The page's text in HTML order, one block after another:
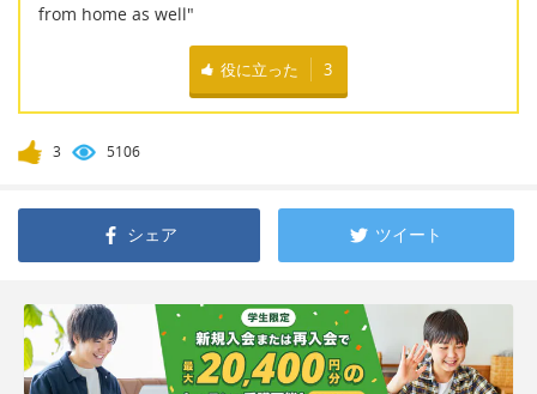
from home as well"
役に立った 3
3 5106
シェア ツイート